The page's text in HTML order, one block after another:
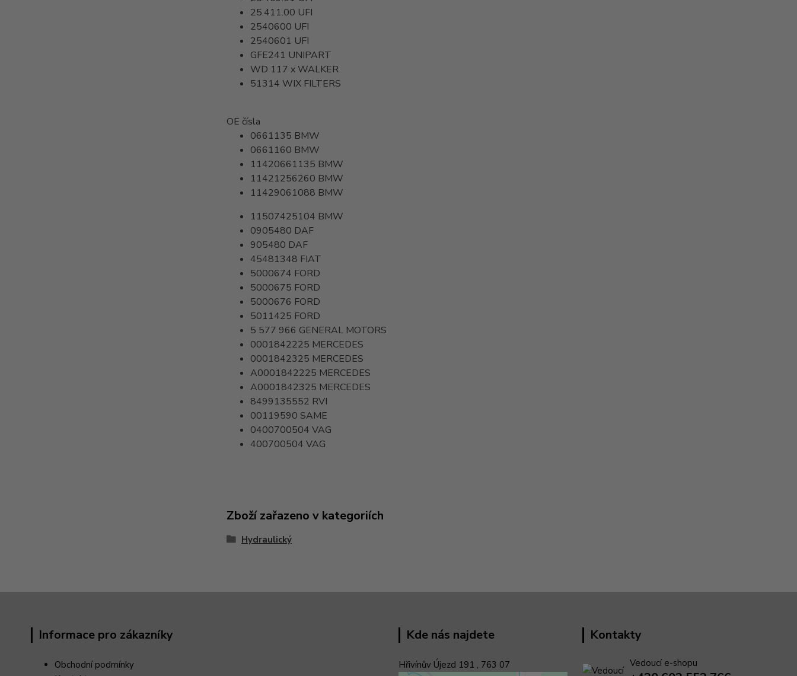
25.411.00 UFI
2540600 UFI
2540601 UFI
GFE241 UNIPART
WD 117 xWALKER
51314 WIX FILTERS
OE čísla
0661135 BMW
0661160 BMW
11420661135 BMW
11421256260 BMW
11429061088 BMW
11507425104 BMW
0905480 DAF
905480 DAF
45481348 FIAT
5000674 FORD
5000675 FORD
5000676 FORD
5011425 FORD
5 577 966 GENERAL MOTORS
0001842225 MERCEDES
0001842325 MERCEDES
A0001842225 MERCEDES
A0001842325 MERCEDES
8499135552 RVI
00119590 SAME
0400700504 VAG
400700504 VAG
Zboží zařazeno v kategoriích
Hydraulický
Informace pro zákazníky
Obchodní podmínky
Kde nás najdete
Hřivínův Újezd 191 , 763 07
Kontakty
Vedoucí e-shopu